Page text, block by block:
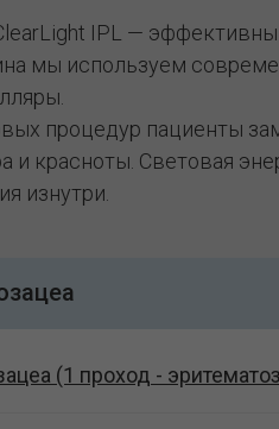
IPL —
мы используем
процедур пациенты
и красноты. Световая
изнутри.
(1 проход -